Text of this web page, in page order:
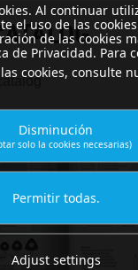
Al continuar
el uso de las
de las cookies
de Privacidad. Para
cookies, consulte
Disminución
solo la cookies necesarias)
Permitir todas.
Adjust settings